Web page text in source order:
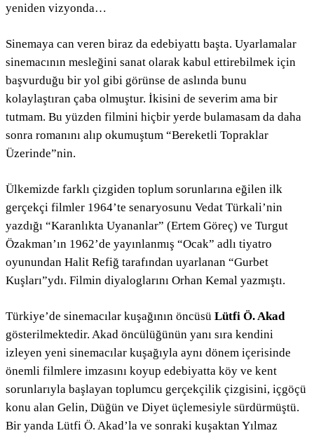
yeniden vizyonda…
Sinemaya can veren biraz da edebiyattı başta. Uyarlamalar
sinemacının mesleğini sanat olarak kabul ettirebilmek için
başvurduğu bir yol gibi görünse de aslında bunu
kolaylaştıran çaba olmuştur. İkisini de severim ama bir
tutmam. Bu yüzden filmini hiçbir yerde bulamasam da daha
sonra romanını alıp okumuştum “Bereketli Topraklar
Üzerinde”nin.
Ülkemizde farklı çizgiden toplum sorunlarına eğilen ilk
gerçekçi filmler 1964’te senaryosunu Vedat Türkali’nin
yazdığı “Karanlıkta Uyananlar” (Ertem Göreç) ve Turgut
Özakman’ın 1962’de yayınlanmış “Ocak” adlı tiyatro
oyunundan Halit Refiğ tarafından uyarlanan “Gurbet
Kuşları”ydı. Filmin diyaloglarını Orhan Kemal yazmıştı.
Türkiye’de sinemacılar kuşağının öncüsü Lütfi Ö. Akad
gösterilmektedir. Akad öncülüğünün yanı sıra kendini
izleyen yeni sinemacılar kuşağıyla aynı dönem içerisinde
önemli filmlere imzasını koyup edebiyatta köy ve kent
sorunlarıyla başlayan toplumcu gerçekçilik çizgisini, içgöçü
konu alan Gelin, Düğün ve Diyet üçlemesiyle sürdürmüştü.
Bir yanda Lütfi Ö. Akad’la ve sonraki kuşaktan Yılmaz